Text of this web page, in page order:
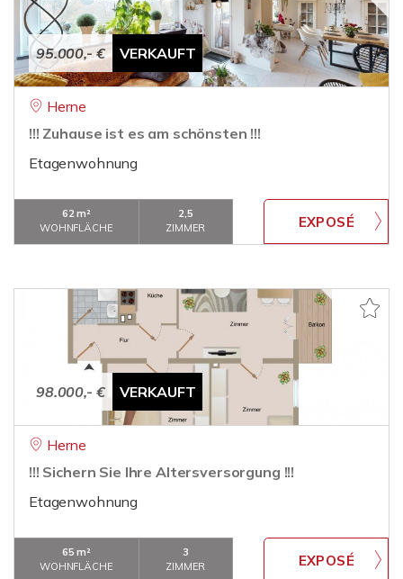
95.000,- € VERKAUFT
Herne
!!! Zuhause ist es am schönsten !!!
Etagenwohnung
62 m²
WOHNFLÄCHE
2,5
ZIMMER
98.000,- € VERKAUFT
Herne
!!! Sichern Sie Ihre Altersversorgung !!!
Etagenwohnung
65 m²
WOHNFLÄCHE
3
ZIMMER